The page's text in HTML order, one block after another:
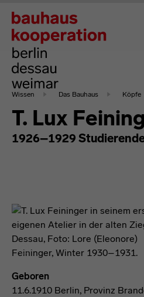
Wissen Das Bauhaus Köpfe
T. Lux
1926–1929
Geboren
11.6.1910 Berlin, Provinz